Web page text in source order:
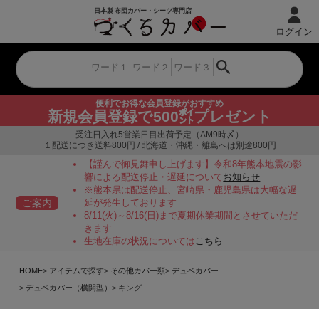
便利でお得な会員登録がおすすめ
新規会員登録で500㌽プレゼント
ログイン
受注日入れ5営業日目出荷予定（AM9時〆）
１配送につき送料800円 / 北海道・沖縄・離島へは別途800円
ご案内
【謹んで御見舞申し上げます】令和8年熊本地震の影
響による配送停止・遅延についてお知らせ
※熊本県は配送停止、宮崎県・鹿児島県は大幅な遅
延が発生しております
8/11(火)～8/16(日)まで夏期休業期間とさせていただ
きます
生地在庫の状況についてはこちら
HOME アイテムで探す その他カバー類
デュベカバー
デュベカバー（横開型）
キング